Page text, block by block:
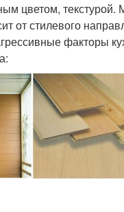
цветом, текстурой.
от стилевого
факторы